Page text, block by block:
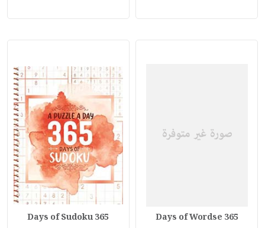
365 Days of Wordse
365 Days of Sudoku